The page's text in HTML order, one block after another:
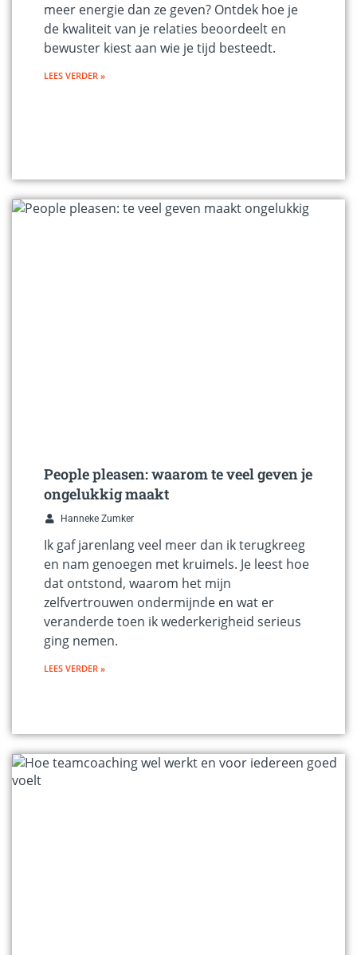
meer energie dan ze geven? Ontdek hoe je
de kwaliteit van je relaties beoordeelt en
bewuster kiest aan wie je tijd besteedt.
LEES VERDER »
People pleasen: waarom te veel geven je
ongelukkig maakt
Hanneke Zumker
Ik gaf jarenlang veel meer dan ik terugkreeg
en nam genoegen met kruimels. Je leest hoe
dat ontstond, waarom het mijn
zelfvertrouwen ondermijnde en wat er
veranderde toen ik wederkerigheid serieus
ging nemen.
LEES VERDER »